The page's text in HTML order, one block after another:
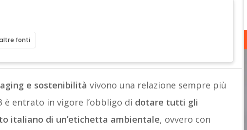
fonti
e sostenibilità vivono una relazione sempre più
è entrato in vigore l’obbligo di dotare tutti gli
italiano di un’etichetta ambientale, ovvero con